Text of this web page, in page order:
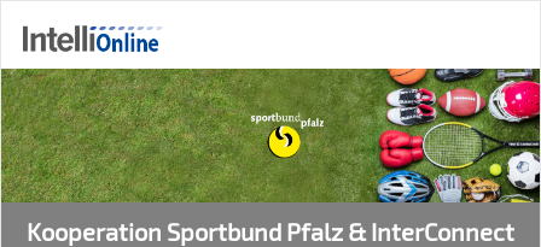
Kooperation Sportbund Pfalz & InterConnect